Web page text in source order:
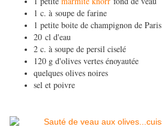
1 c. à soupe de farine
1 petite boite de champignon de Paris
20 cl d'eau
2 c. à soupe de persil ciselé
120 g d'olives vertes énoyautée
quelques olives noires
sel et poivre